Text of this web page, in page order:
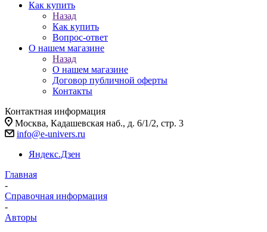
Как купить
Назад
Как купить
Вопрос-ответ
О нашем магазине
Назад
О нашем магазине
Договор публичной оферты
Контакты
Контактная информация
Москва, Кадашевская наб., д. 6/1/2, стр. 3
info@e-univers.ru
Яндекс.Дзен
Главная
-
Справочная информация
-
Авторы